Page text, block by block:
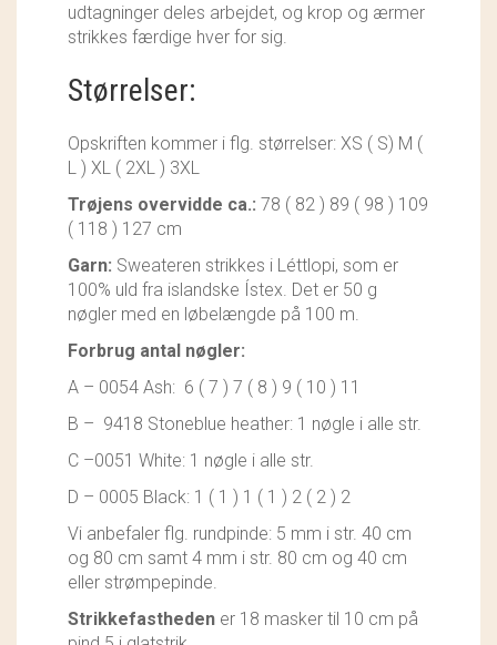
udtagninger deles arbejdet, og krop og ærmer
strikkes færdige hver for sig.
Størrelser:
Opskriften kommer i flg. størrelser: XS ( S) M (
L ) XL ( 2XL ) 3XL
Trøjens overvidde ca.: 78 ( 82 ) 89 ( 98 ) 109
( 118 ) 127 cm
Garn: Sweateren strikkes i Léttlopi, som er
100% uld fra islandske Ístex. Det er 50 g
nøgler med en løbelængde på 100 m.
Forbrug antal nøgler:
A – 0054 Ash: 6 ( 7 ) 7 ( 8 ) 9 ( 10 ) 11
B – 9418 Stoneblue heather: 1 nøgle i alle str.
C –0051 White: 1 nøgle i alle str.
D – 0005 Black: 1 ( 1 ) 1 ( 1 ) 2 ( 2 ) 2
Vi anbefaler flg. rundpinde: 5 mm i str. 40 cm
og 80 cm samt 4 mm i str. 80 cm og 40 cm
eller strømpepinde.
Strikkefastheden er 18 masker til 10 cm på